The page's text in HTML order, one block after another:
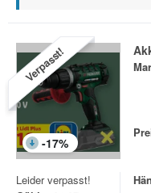
Verpasst!
-17%
Leider verpasst!